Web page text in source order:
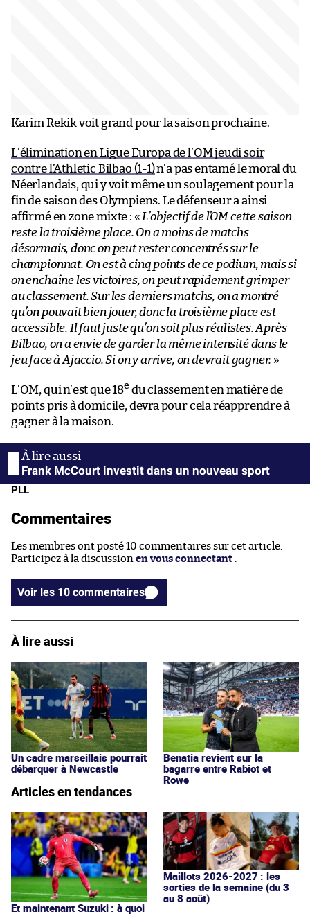
Karim Rekik voit grand pour la saison prochaine.
L’élimination en Ligue Europa de l’OM jeudi soir
contre l’Athletic Bilbao (1-1)n’a pas entamé le moral du
Néerlandais, qui y voit même un soulagement pour la
fin de saison des Olympiens. Le défenseur a ainsi
affirmé en zone mixte : « L’objectif de l’OM cette saison
reste la troisième place. On a moins de matchs
désormais, donc on peut rester concentrés sur le
championnat. On est à cinq points de ce podium, mais si
on enchaîne les victoires, on peut rapidement grimper
au classement. Sur les derniers matchs, on a montré
qu’on pouvait bien jouer, donc la troisième place est
accessible. Il faut juste qu’on soit plus réalistes. Après
Bilbao, on a envie de garder la même intensité dans le
jeu face à Ajaccio. Si on y arrive, on devrait gagner. »
L’OM, qui n’est que 18e du classement en matière de
points pris à domicile, devra pour cela réapprendre à
gagner à la maison.
Frank McCourt investit dans un nouveau sport
PLL
Commentaires
Les membres ont posté 10 commentaires sur cet article.
Participez à la discussion en vous connectant
Voir les 10 commentaires
À lire aussi
Un cadre marseillais pourrait
débarquer à Newcastle
Benatia revient sur la
bagarre entre Rabiot et
Rowe
Articles en tendances
Et maintenant Suzuki : à quoi
Maillots 2026-2027 : les
sorties de la semaine (du 3
au 8 août)